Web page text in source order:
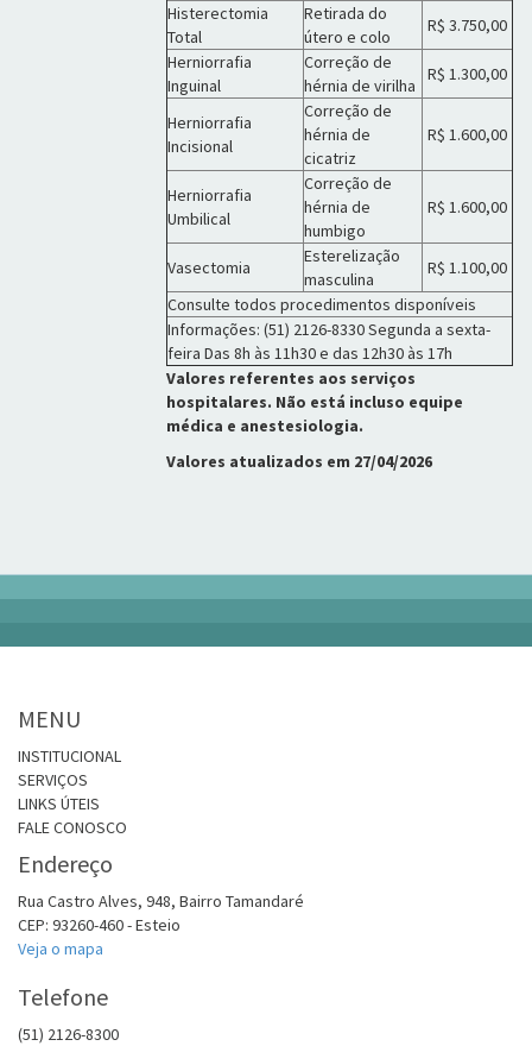
Histerectomia
Total
Retirada do
útero e colo
R$ 3.750,00
Herniorrafia
Inguinal
Correção de
hérnia de virilha
R$ 1.300,00
Herniorrafia
Incisional
Correção de
hérnia de
cicatriz
R$ 1.600,00
Herniorrafia
Umbilical
Correção de
hérnia de
humbigo
R$ 1.600,00
Vasectomia
Esterelização
masculina
R$ 1.100,00
Consulte todos procedimentos disponíveis
Informações: (51) 2126-8330 Segunda a sexta-
feira Das 8h às 11h30 e das 12h30 às 17h
Valores referentes aos serviços
hospitalares. Não está incluso equipe
médica e anestesiologia.
Valores atualizados em 27/04/2026
MENU
INSTITUCIONAL
SERVIÇOS
LINKS ÚTEIS
FALE CONOSCO
Endereço
Rua Castro Alves, 948, Bairro Tamandaré
CEP: 93260-460 - Esteio
Veja o mapa
Telefone
(51) 2126-8300